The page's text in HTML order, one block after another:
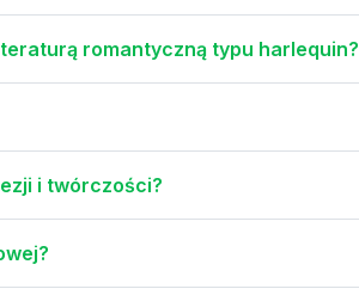
romantyczną typu harlequin?
i twórczości?